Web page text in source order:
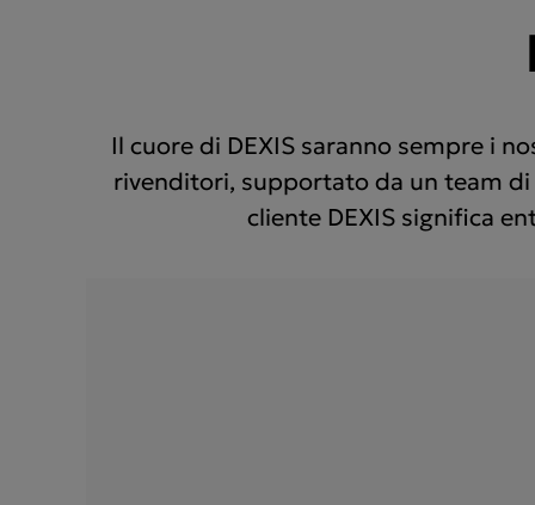
Il cuore di DEXIS saranno sempre i
rivenditori, supportato da un team
cliente DEXIS significa